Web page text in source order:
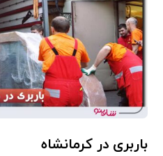
باربری در کرمانشاه